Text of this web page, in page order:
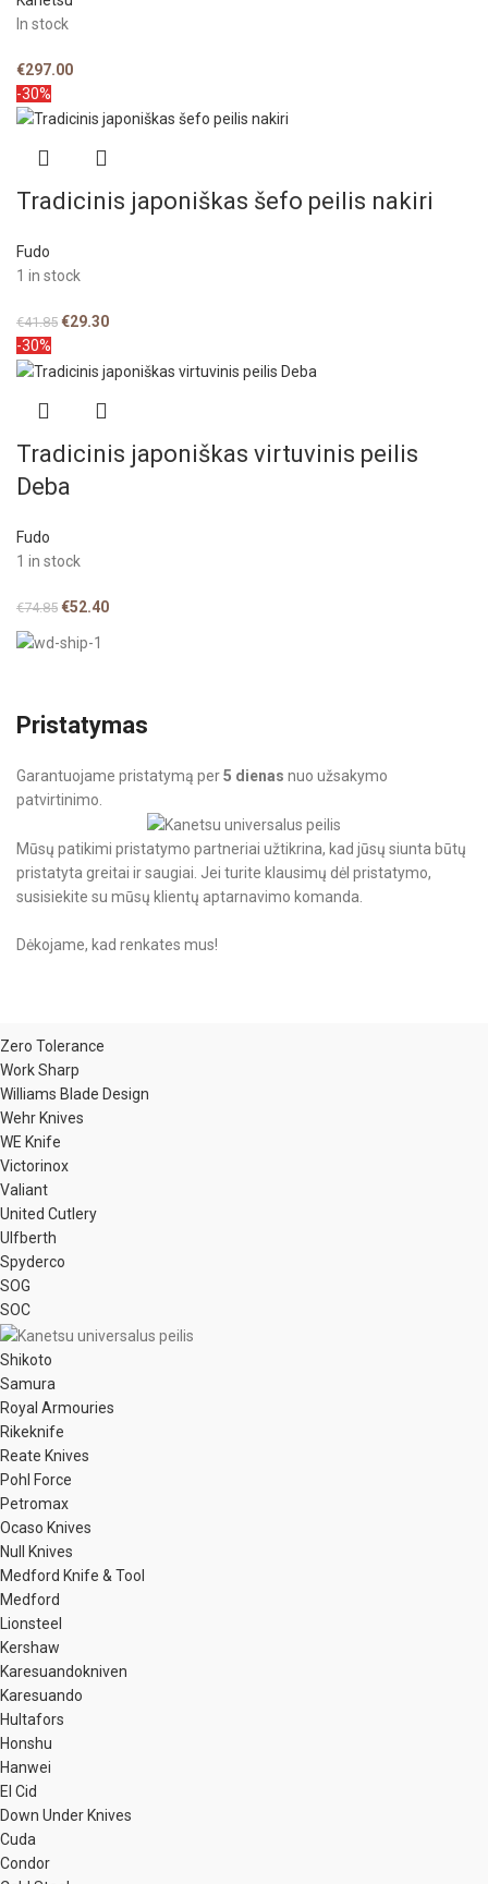
In stock
€297.00
-30%
Tradicinis japoniškas šefo peilis nakiri
Fudo
1 in stock
€41.85 €29.30
-30%
Tradicinis japoniškas virtuvinis peilis
Deba
Fudo
1 in stock
€74.85 €52.40
Pristatymas
Garantuojame pristatymą per5 dienas nuo užsakymo
patvirtinimo.
Mūsų patikimi pristatymo partneriai užtikrina, kad jūsų siunta būtų
pristatyta greitai ir saugiai. Jei turite klausimų dėl pristatymo,
susisiekite su mūsų klientų aptarnavimo komanda.
Dėkojame, kad renkates mus!
Zero Tolerance
Work Sharp
Williams Blade Design
Wehr Knives
WE Knife
Victorinox
Valiant
United Cutlery
Ulfberth
Spyderco
SOG
SOC
Shikoto
Samura
Royal Armouries
Rikeknife
Reate Knives
Pohl Force
Petromax
Ocaso Knives
Null Knives
Medford Knife & Tool
Medford
Lionsteel
Kershaw
Karesuandokniven
Karesuando
Hultafors
Honshu
Hanwei
El Cid
Down Under Knives
Cuda
Condor